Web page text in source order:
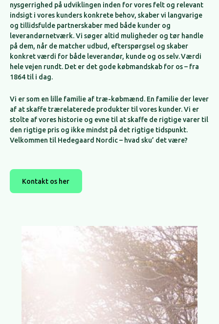
nysgerrighed på udviklingen inden for vores felt og relevant
indsigt i vores kunders konkrete behov, skaber vi langvarige
og tillidsfulde partnerskaber med både kunder og
leverandørnetværk. Vi søger altid muligheder og tør handle
på dem, når de matcher udbud, efterspørgsel og skaber
konkret værdi for både leverandør, kunde og os selv. Værdi
hele vejen rundt. Det er det gode købmandskab for os – fra
1864 til i dag.
Vi er som en lille familie af træ-købmænd. En familie der lever
af at skaffe trærelaterede produkter til vores kunder. Vi er
stolte af vores historie og evne til at skaffe de rigtige varer til
den rigtige pris og ikke mindst på det rigtige tidspunkt.
Velkommen til Hedegaard Nordic – hvad sku’ det være?
Kontakt os her
Kontakt os her
Lær os at kende - vi vil
gerne lære dig at kende!
Står på egne ben
Vi er uafhængige – ikke i lommen på nogen og